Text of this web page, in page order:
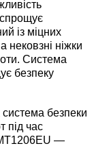
із міцних
нековзні ніжки
Система
безпеку
система безпеки
під час
—